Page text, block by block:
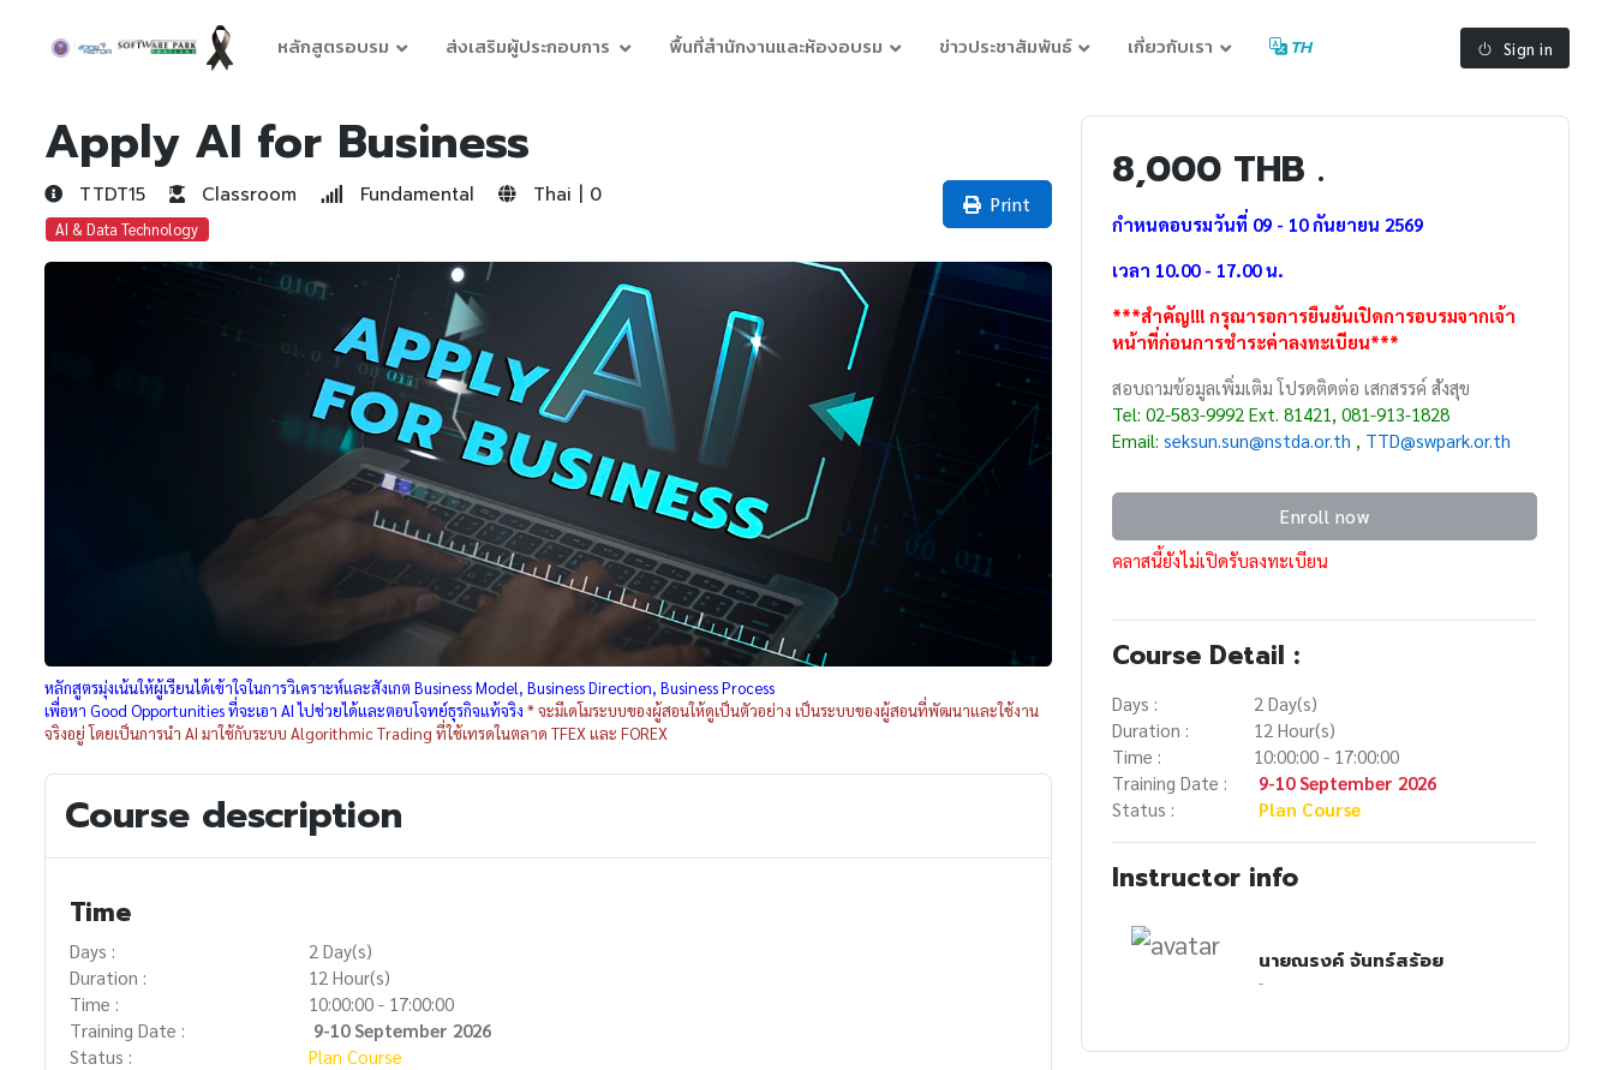
หลักสูตรอบรม ส่งเสริมผู้ประกอบการ พื้นที่สำนักงานและห้องอบรม ข่าวประชาสัมพันธ์ เกี่ยวกับเรา TH Sign in
Apply AI for Business
TTDT15 Classroom Fundamental Thai | 0
AI & Data Technology
Print
หลักสูตรมุ่งเน้นให้ผู้เรียนได้เข้าใจในการวิเคราะห์และสังเกต Business Model, Business Direction, Business Process
เพื่อหา Good Opportunities ที่จะเอา AI ไปช่วยได้และตอบโจทย์ธุรกิจแท้จริง * จะมีเดโมระบบของผู้สอนให้ดูเป็นตัวอย่าง เป็นระบบของผู้สอนที่พัฒนาและใช้งาน
จริงอยู่ โดยเป็นการนำ AI มาใช้กับระบบ Algorithmic Trading ที่ใช้เทรดในตลาด TFEX และ FOREX
Course description
Time
Days :
2 Day(s)
Duration :
12 Hour(s)
Time :
10:00:00 - 17:00:00
Training Date :
9-10 September 2026
Status :
Plan Course
8,000 THB .
กำหนดอบรมวันที่ 09 - 10 กันยายน 2569
เวลา 10.00 - 17.00 น.
***สำคัญ!!! กรุณารอการยืนยันเปิดการอบรมจากเจ้า
หน้าที่ก่อนการชำระค่าลงทะเบียน***
สอบถามข้อมูลเพิ่มเติม โปรดติดต่อ เสกสรรค์ สังสุข
Tel: 02-583-9992 Ext. 81421, 081-913-1828
Email:seksun.sun@nstda.or.th TTD@swpark.or.th
Enroll now
คลาสนี้ยังไม่เปิดรับลงทะเบียน
Course Detail :
Days :
2 Day(s)
Duration :
12 Hour(s)
Time :
10:00:00 - 17:00:00
Training Date :
9-10 September 2026
Status :
Plan Course
Instructor info
นายณรงค์ จันทร์สร้อย
-